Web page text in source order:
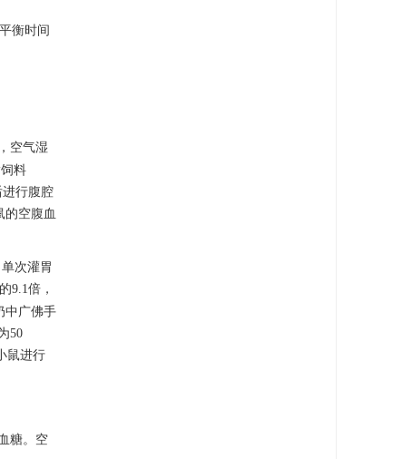
衡时间
空气湿
料
进行腹腔
的空腹血
次灌胃
9.1倍，
中广佛手
50
鼠进行
糖。空